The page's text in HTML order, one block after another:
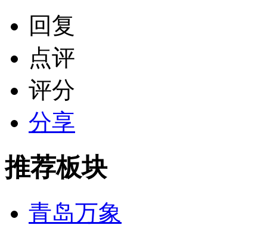
回复
点评
评分
分享
推荐板块
青岛万象